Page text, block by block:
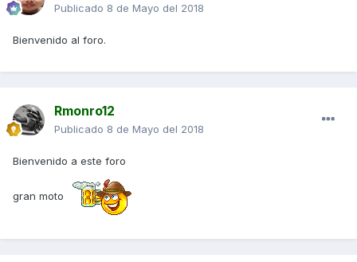
Publicado 8 de Mayo del 2018
Bienvenido al foro.
Rmonro12
Publicado 8 de Mayo del 2018
Bienvenido a este foro
gran moto